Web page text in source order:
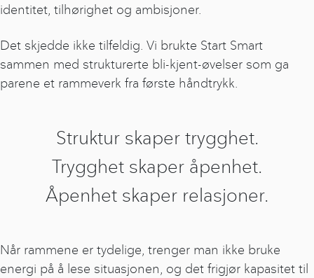
identitet, tilhørighet og ambisjoner.
Det skjedde ikke tilfeldig. Vi brukte Start Smart
sammen med strukturerte bli-kjent-øvelser som ga
parene et rammeverk fra første håndtrykk.
Struktur skaper trygghet.
Trygghet skaper åpenhet.
Åpenhet skaper relasjoner.
Når rammene er tydelige, trenger man ikke bruke
energi på å lese situasjonen, og det frigjør kapasitet til